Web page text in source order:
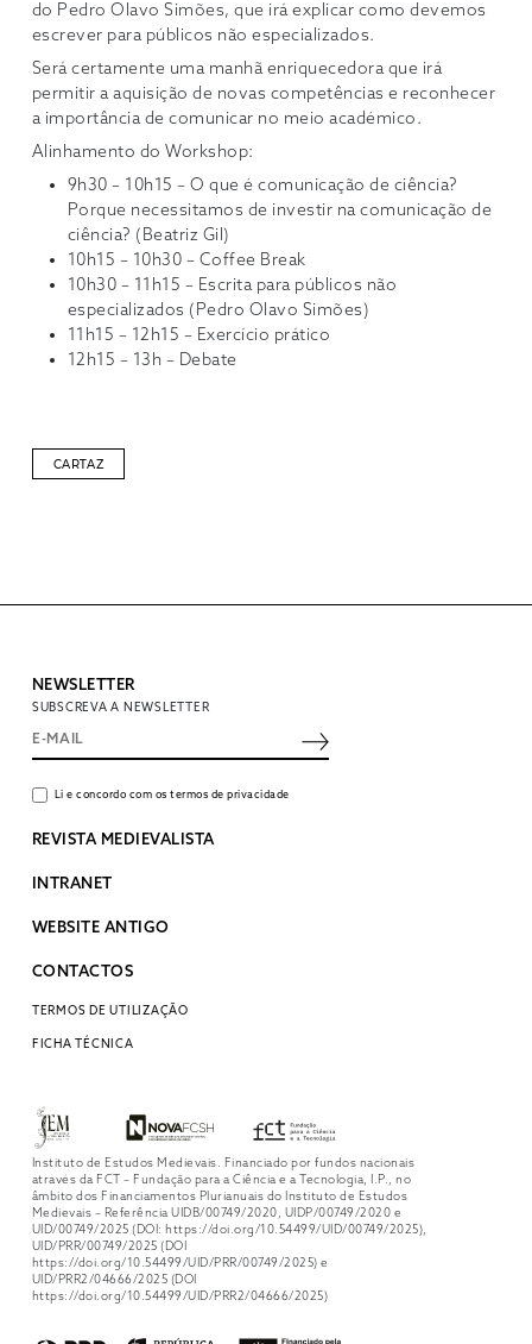
do Pedro Olavo Simões, que irá explicar como devemos
escrever para públicos não especializados.
Será certamente uma manhã enriquecedora que irá
permitir a aquisição de novas competências e reconhecer
a importância de comunicar no meio académico.
Alinhamento do Workshop:
9h30 – 10h15 – O que é comunicação de ciência?
Porque necessitamos de investir na comunicação de
ciência? (Beatriz Gil)
10h15 – 10h30 – Coffee Break
10h30 – 11h15 – Escrita para públicos não
especializados (Pedro Olavo Simões)
11h15 – 12h15 – Exercício prático
12h15 – 13h – Debate
CARTAZ
NEWSLETTER
SUBSCREVA A NEWSLETTER
Li e concordo com os termos de privacidade
REVISTA MEDIEVALISTA
INTRANET
WEBSITE ANTIGO
CONTACTOS
TERMOS DE UTILIZAÇÃO
FICHA TÉCNICA
Instituto de Estudos Medievais. Financiado por fundos nacionais
através da FCT – Fundação para a Ciência e a Tecnologia, I.P., no
âmbito dos Financiamentos Plurianuais do Instituto de Estudos
Medievais – Referência UIDB/00749/2020, UIDP/00749/2020 e
UID/00749/2025 (DOI: https://doi.org/10.54499/UID/00749/2025),
UID/PRR/00749/2025 (DOI
https://doi.org/10.54499/UID/PRR/00749/2025) e
UID/PRR2/04666/2025 (DOI
https://doi.org/10.54499/UID/PRR2/04666/2025)